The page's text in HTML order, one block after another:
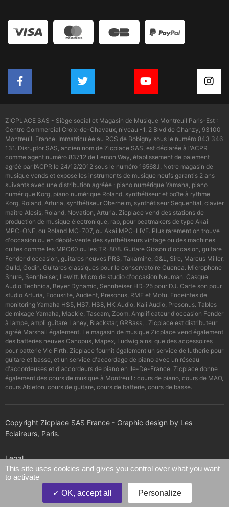
ZICPLACE SAS - Siège social et Magasin de Musique Montreuil Paris-Est :
Centre Commercial Croix-de-Chavaux, niveau -1, 2 Blvd de Chanzy, 93100
Montreuil, France. Immatriculée au RCS de Bobigny sous le numéro 843 346
131. Disruptor SAS, ancien nom de Zicplace SAS, est déclarée à l'ACPR
comme agent numéro 83712 de Lemon Way, établissement de paiement
agréé par l’ACPR le 24/12/2012 sous le numéro 16568J. Notre magasin de
musique vends et expose les instruments de musique neufs garantis 2 ans
suivants avec une distribution agréée : piano numérique Yamaha, piano
numérique Korg, piano numérique Roland, synthétiseur et boîte à rythme
Korg, Roland, Arturia, synthétiseur Oberheim, synthétiseur Sequential, clavier
maître Alesis, Roland, Novation, Arturia. Zicplace vend des stations de
production de musique électronique, rap, pour beatmakers de type Akai
MPC-ONE, ou Roland MC-707, ou Akai MPC-LIVE. Plus rarement on trouve
d'occasion ou en dépôt-vente des synthétiseurs vintage ou des machines
cultes comme les MPC60 ou les TR-808. Guitare Gibson d'occasion, guitare
Fender d'occasion, guitares neuves PRS, Takamine, G&L, Sire, Marcus Miller,
Guild, Godin. Guitares classiques pour le conservatoire Cuenca. Microphone
Shure, Sennheiser, Lewitt. Micro de studio d'occasion Neuman. Casque
Audio Technica, Beyer Dynamic, Sennheiser HD-25 pour DJ. Carte son pour
studio Arturia, Focusrite, Audient, Presonus, RME et Motu. Enceintes de
monitoring Yamaha HS5, HS7, HS8, HK Audio, Kali Audio, Presonus. Tables
de mixage Yamaha, Mackie, Tascam, Zoom. Amplificateur d'occasion Fender
à lampe, ampli guitare Laney, Blackstar, GRBass, . Zicplace est distributeur
agréé Marshall également. Le magasin de musique Zicplace vend également
des batteries neuves Canopus, Mapex, Ludwig ainsi que des accessoires
pour batterie Vic Firth. Zicplace fournit également un service de lutherie pour
guitare et basse, et un service d'accordage de piano avec un réseau
d'accordeuses et d'accordeurs de piano en Ile-De-France. Zicplace donne
également des cours de musique à Montreuil : cours de piano, cours de MAO,
cours Ableton, cours de guitare, cours de batterie, cours de basse.
Copyright Zicplace SAS France - Graphic design by Les
Eclaireurs, Paris.
Legal
Confidentiality policy
This site uses cookies and gives you control over what you want
to activate
OK, accept all
Personalize